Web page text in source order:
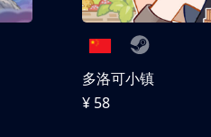
多洛可小镇
¥ 58